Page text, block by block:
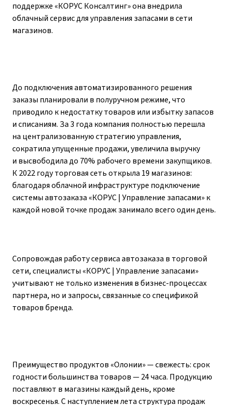
поддержке «КОРУС Консалтинг» она внедрила
облачный сервис для управления запасами в сети
магазинов.
До подключения автоматизированного решения
заказы планировали в полуручном режиме, что
приводило к недостатку товаров или избытку запасов
и списаниям. За 3 года компания полностью перешла
на централизованную стратегию управления,
сократила упущенные продажи, увеличила выручку
и высвободила до 70% рабочего времени закупщиков.
К 2022 году торговая сеть открыла 19 магазинов:
благодаря облачной инфраструктуре подключение
системы автозаказа «КОРУС | Управление запасами» к
каждой новой точке продаж занимало всего один день.
Сопровождая работу сервиса автозаказа в торговой
сети, специалисты «КОРУС | Управление запасами»
учитывают не только изменения в бизнес-процессах
партнера, но и запросы, связанные со спецификой
товаров бренда.
Преимущество продуктов «Олонии» — свежесть: срок
годности большинства товаров — 24 часа. Продукцию
поставляют в магазины каждый день, кроме
воскресенья. С наступлением лета структура продаж